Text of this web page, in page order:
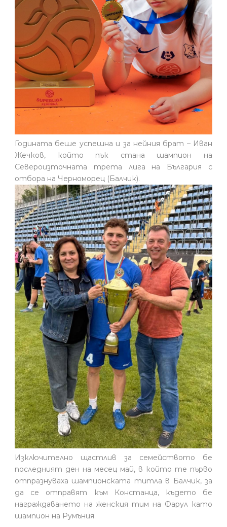
Годината беше успешна и за нейния брат – Иван
Жечков, който пък стана шампион на
Североизточната трета лига на България с
отбора на Черноморец (Балчик).
Изключително щастлив за семейството бе
последният ден на месец май, в който те първо
отпразнуваха шампионската титла в Балчик, за
да се отправят към Констанца, където бе
награждаването на женския тим на Фарул като
шампион на Румъния.